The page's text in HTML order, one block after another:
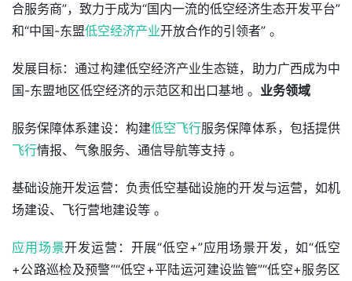
合服务商”，致力于成为“国内一流的低空经济生态开发平台”
和“中国-东盟低空经济产业开放合作的引领者” 。
发展目标：通过构建低空经济产业生态链，助力广西成为中
国-东盟地区低空经济的示范区和出口基地 。 业务领域
服务保障体系建设：构建低空飞行服务保障体系，包括提供
飞行情报、气象服务、通信导航等支持 。
基础设施开发运营：负责低空基础设施的开发与运营，如机
场建设、飞行营地建设等 。
应用场景开发运营：开展“低空+”应用场景开发，如“低空
+公路巡检及预警”“低空+平陆运河建设监管”“低空+服务区